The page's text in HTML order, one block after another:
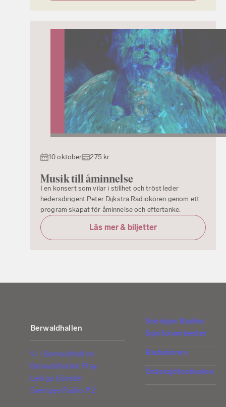
10 oktober 275 kr
Musik till åminnelse
I en konsert som vilar i stillhet och tröst leder
hedersdirigent Peter Dijkstra Radiokören genom ett
program skapat för åminnelse och eftertanke.
Läs mer & biljetter
Berwaldhallen
Vi i Berwaldhallen
Berwaldhallen Play
Lediga tjänster
Sveriges Radio P2
Sveriges Radios
Symfoniorkester
Radiokören
Östersjöfestivalen